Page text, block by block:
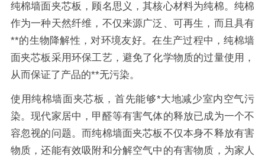
纯棉墙面夹芯板，顾名思义，其核心材料为纯棉。纯棉
作为一种天然纤维，不仅来源广泛、可再生，而且具有
**的生物降解性，对环境友好。在生产过程中，纯棉墙
面夹芯板采用环保工艺，避免了化学物质的过量使用，
从而保证了产品的**无污染。
使用纯棉墙面夹芯板，首先能够*大地减少室内空气污
染。现代家居中，甲醛等有害气体的释放已成为一个不
容忽视的问题。而纯棉墙面夹芯板不仅本身不释放有害
物质，还能有效吸附和分解空气中的有害物质，为家人